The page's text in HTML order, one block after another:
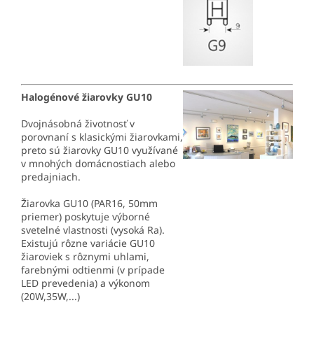
Halogénové žiarovky GU10
Dvojnásobná životnosť v
porovnaní s klasickými žiarovkami,
preto sú žiarovky GU10 využívané
v mnohých domácnostiach alebo
predajniach.
Žiarovka GU10 (PAR16, 50mm
priemer) poskytuje výborné
svetelné vlastnosti (vysoká Ra).
Existujú rôzne variácie GU10
žiaroviek s rôznymi uhlami,
farebnými odtienmi (v prípade
LED prevedenia) a výkonom
(20W,35W,...)